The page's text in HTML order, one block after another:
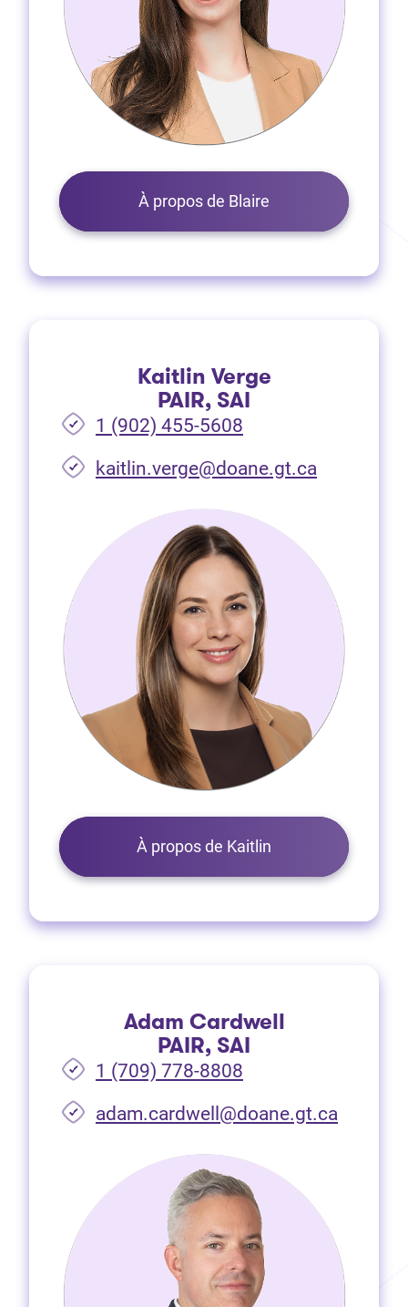
À propos de Blaire
Kaitlin Verge
PAIR, SAI
1 (902) 455-5608
kaitlin.verge@doane.gt.ca
À propos de Kaitlin
Adam Cardwell
PAIR, SAI
1 (709) 778-8808
adam.cardwell@doane.gt.ca